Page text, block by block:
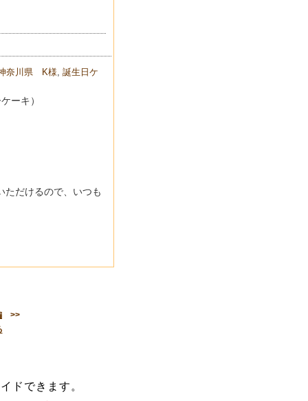
奈川県 K様 誕生日ケ
ーキ）
ただけるので、いつも
>>
ドできます。